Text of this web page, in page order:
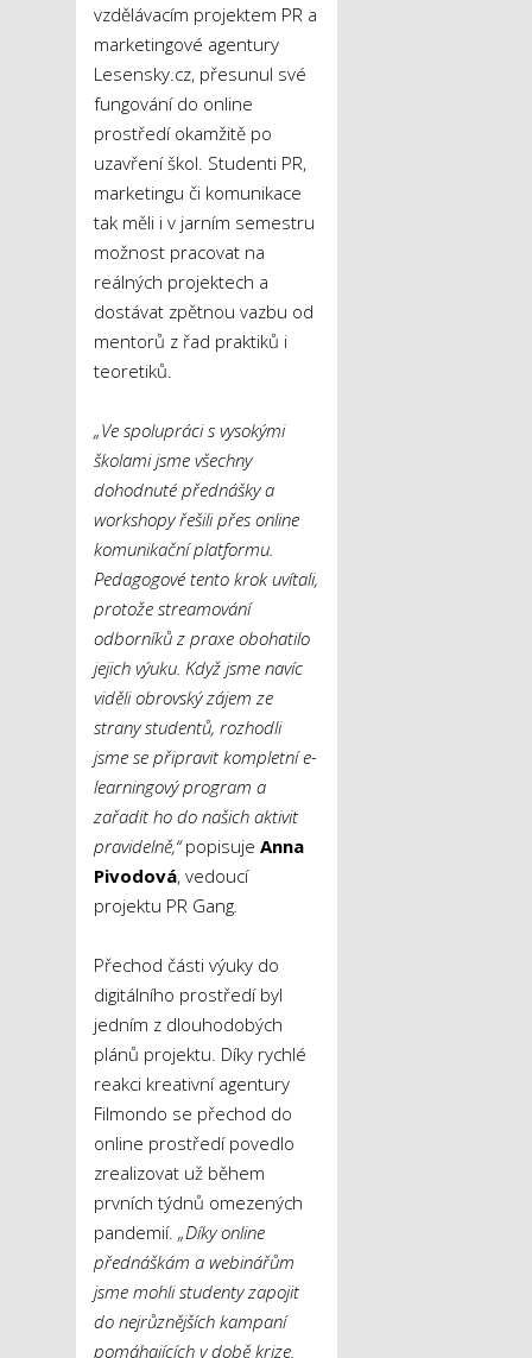
vzdělávacím projektem PR a
marketingové agentury
Lesensky.cz, přesunul své
fungování do online
prostředí okamžitě po
uzavření škol. Studenti PR,
marketingu či komunikace
tak měli i v jarním semestru
možnost pracovat na
reálných projektech a
dostávat zpětnou vazbu od
mentorů z řad praktiků i
teoretiků.
„Ve spolupráci s vysokými
školami jsme všechny
dohodnuté přednášky a
workshopy řešili přes online
komunikační platformu.
Pedagogové tento krok uvítali,
protože streamování
odborníků z praxe obohatilo
jejich výuku. Když jsme navíc
viděli obrovský zájem ze
strany studentů, rozhodli
jsme se připravit kompletní e-
learningový program a
zařadit ho do našich aktivit
pravidelně,“popisuje Anna
Pivodová, vedoucí
projektu PR Gang.
Přechod části výuky do
digitálního prostředí byl
jedním z dlouhodobých
plánů projektu. Díky rychlé
reakci kreativní agentury
Filmondo se přechod do
online prostředí povedlo
zrealizovat už během
prvních týdnů omezených
pandemií. „Díky online
přednáškám a webinářům
jsme mohli studenty zapojit
do nejrůznějších kampaní
pomáhajících v době krize.